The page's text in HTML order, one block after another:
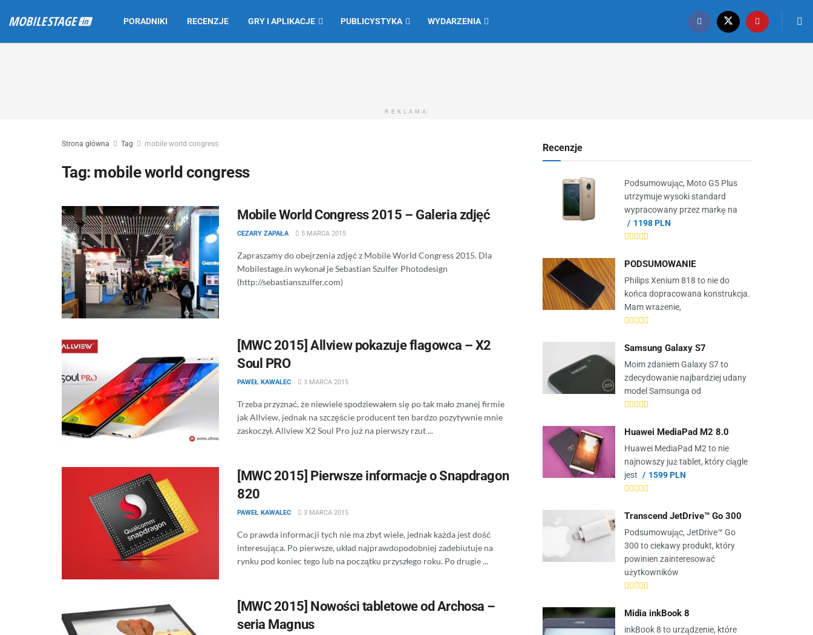
PORADNIKI RECENZJE GRY I APLIKACJE PUBLICYSTYKA WYDARZENIA
REKLAMA
Strona główna Tag mobile world congress
Tag: mobile world congress
Mobile World Congress 2015 – Galeria zdjęć
CEZARY ZAPAŁA 5 MARCA 2015
Zapraszamy do obejrzenia zdjęć z Mobile World Congress 2015. Dla
Mobilestage.in wykonał je Sebastian Szulfer Photodesign
(http://sebastianszulfer.com)
[MWC 2015] Allview pokazuje flagowca – X2
Soul PRO
PAWEŁ KAWALEC 3 MARCA 2015
Trzeba przyznać, że niewiele spodziewałem się po tak mało znanej firmie
jak Allview, jednak na szczęście producent ten bardzo pozytywnie mnie
zaskoczył. Allview X2 Soul Pro już na pierwszy rzut ...
[MWC 2015] Pierwsze informacje o Snapdragon
820
PAWEŁ KAWALEC 3 MARCA 2015
Co prawda informacji tych nie ma zbyt wiele, jednak każda jest dość
interesująca. Po pierwsze, układ najprawdopodobniej zadebiutuje na
rynku pod koniec tego lub na początku przyszłego roku. Po drugie ...
[MWC 2015] Nowości tabletowe od Archosa –
seria Magnus
Recenzje
Podsumowując, Moto G5 Plus
utrzymuje wysoki standard
wypracowany przez markę na
1198 PLN
PODSUMOWANIE
Philips Xenium 818 to nie do
końca dopracowana konstrukcja.
Mam wrażenie,
Samsung Galaxy S7
Moim zdaniem Galaxy S7 to
zdecydowanie najbardziej udany
model Samsunga od
Huawei MediaPad M2 8.0
Huawei MediaPad M2 to nie
najnowszy już tablet, który ciągle
jest
1599 PLN
Transcend JetDrive™ Go 300
Podsumowując, JetDrive™ Go
300 to ciekawy produkt, który
powinien zainteresować
użytkowników
Midia inkBook 8
inkBook 8 to urządzenie, które